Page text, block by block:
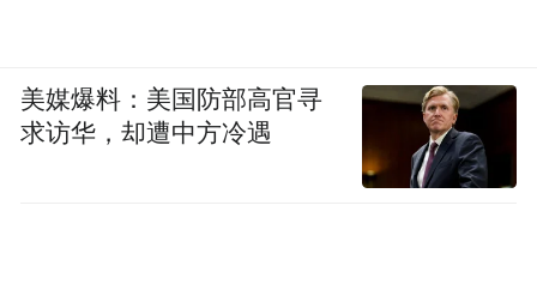
美媒爆料：美国防部高官寻
求访华，却遭中方冷遇